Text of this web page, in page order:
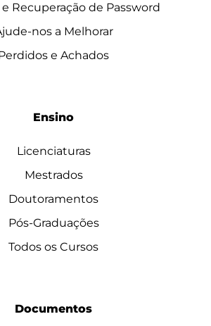
Recuperação de Password
nos a Melhorar
e Achados
Ensino
Licenciaturas
Mestrados
Doutoramentos
Pós-Graduações
Todos os Cursos
Documentos